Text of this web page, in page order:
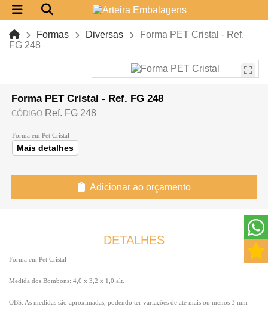
Formas Diversas
Forma PET Cristal - Ref.
FG 248
Forma PET Cristal - Ref. FG 248
CÓDIGO Ref. FG 248
Forma em Pet Cristal
Mais detalhes
Adicionar ao orçamento
DETALHES
Forma em Pet Cristal
Medida dos Bombons: 4,0 x 3,2 x 1,0 alt.
OBS: As medidas são aproximadas, podendo ter variações de até mais ou menos 3 mm